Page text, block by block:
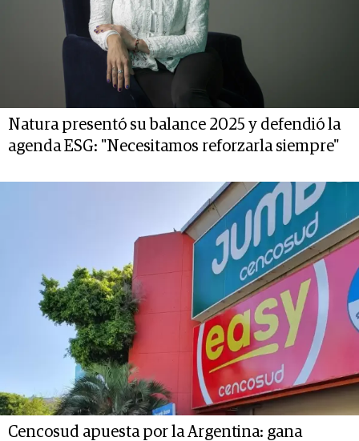
Natura presentó su balance 2025 y defendió la
agenda ESG: "Necesitamos reforzarla siempre"
Cencosud apuesta por la Argentina: gana